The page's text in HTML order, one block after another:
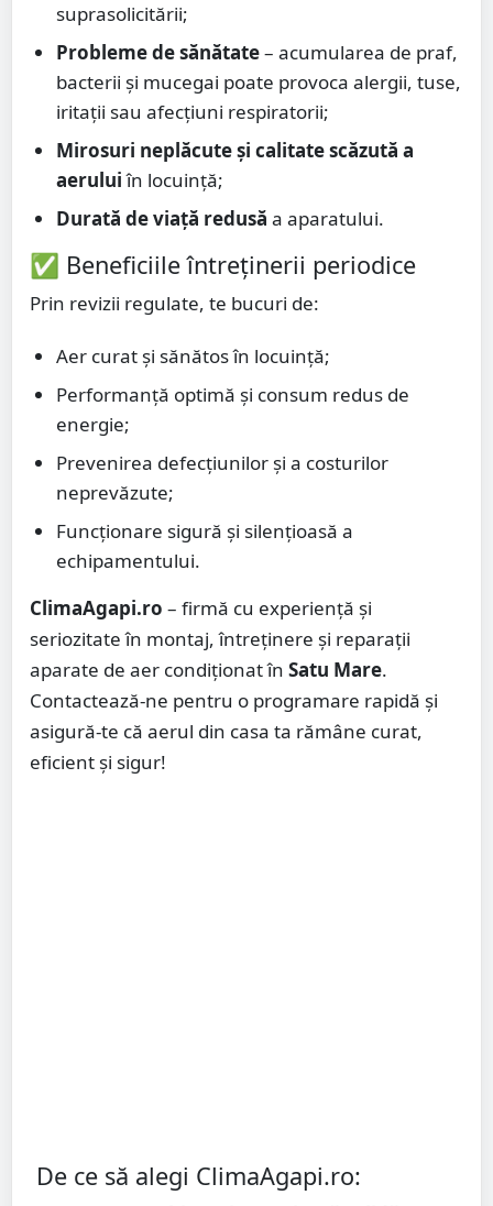
suprasolicitării;
Probleme de sănătate– acumularea de praf,
bacterii și mucegai poate provoca alergii, tuse,
iritații sau afecțiuni respiratorii;
Mirosuri neplăcute și calitate scăzută a
aeruluiîn locuință;
Durată de viață redusă a aparatului.
✅ Beneficiile întreținerii periodice
Prin revizii regulate, te bucuri de:
Aer curat și sănătos în locuință;
Performanță optimă și consum redus de
energie;
Prevenirea defecțiunilor și a costurilor
neprevăzute;
Funcționare sigură și silențioasă a
echipamentului.
ClimaAgapi.ro – firmă cu experiență și
seriozitate în montaj, întreținere și reparații
aparate de aer condiționat în Satu Mare.
Contactează-ne pentru o programare rapidă și
asigură-te că aerul din casa ta rămâne curat,
eficient și sigur!
De ce să alegi ClimaAgapi.ro: